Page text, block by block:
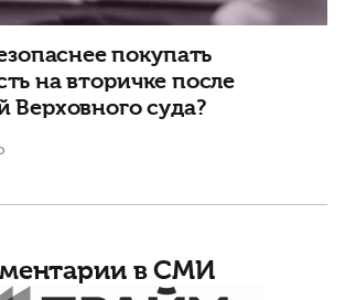
покупать
на вторичке после
Верховного суда?
в СМИ